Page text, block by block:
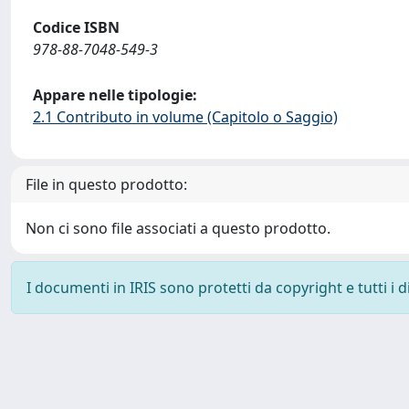
Codice ISBN
978-88-7048-549-3
Appare nelle tipologie:
2.1 Contributo in volume (Capitolo o Saggio)
File in questo prodotto:
Non ci sono file associati a questo prodotto.
I documenti in IRIS sono protetti da copyright e tutti i